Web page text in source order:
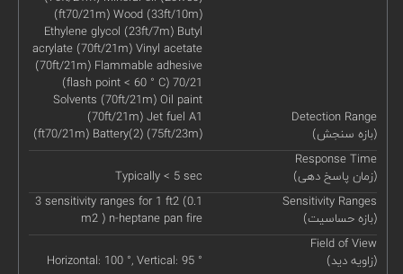
Detection Range
(بازه سنجش)
(ft70/21m) Wood (33ft/10m)
Ethylene glycol (23ft/7m) Butyl
acrylate (70ft/21m) Vinyl acetate
(70ft/21m) Flammable adhesive
(flash point < 60 ° C) 70/21
Solvents (70ft/21m) Oil paint
(70ft/21m) Jet fuel A1
(ft70/21m) Battery(2) (75ft/23m)
Response Time
(زمان پاسخ دهی)
Typically < 5 sec
Sensitivity Ranges
(بازه حساسیت)
3 sensitivity ranges for 1 ft2 (0.1
m2 ) n-heptane pan fire
Field of View
(زاویه دید)
Horizontal: 100 °, Vertical: 95 °